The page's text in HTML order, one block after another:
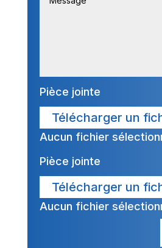
Pièce jointe
Télécharger un
Aucun fichier
Pièce jointe
Télécharger un
Aucun fichier